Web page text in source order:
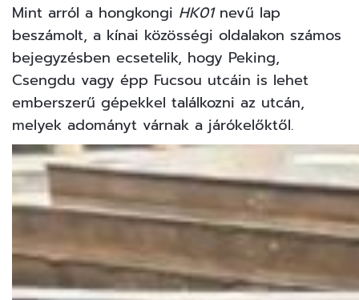
Mint arról a hongkongi HK01nevű lap
beszámolt, a kínai közösségi oldalakon számos
bejegyzésben ecsetelik, hogy Peking,
Csengdu vagy épp Fucsou utcáin is lehet
emberszerű gépekkel találkozni az utcán,
melyek adományt várnak a járókelőktől.